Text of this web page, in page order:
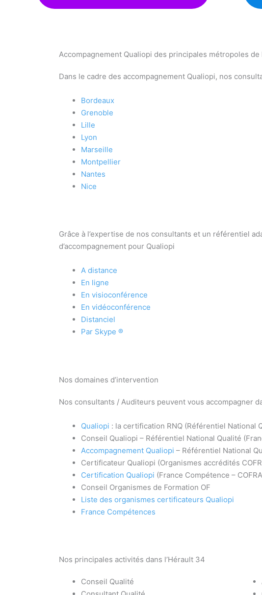
Accompagnement Qualiopi des principales métropoles de
Dans le cadre des accompagnement Qualiopi, nos
Bordeaux
Grenoble
Lille
Lyon
Marseille
Montpellier
Nantes
Nice
Grâce à l’expertise de nos consultants et un référentiel
d’accompagnement pour Qualiopi
A distance
En ligne
En visioconférence
En vidéoconférence
Distanciel
Par Skype ®
Nos domaines d’intervention
Nos consultants / Auditeurs peuvent vous accompagner
Qualiopi : la certification RNQ (Référentiel National
Conseil Qualiopi – Référentiel National Qualité
Accompagnement Qualiopi – Référentiel National
Certificateur Qualiopi (Organismes accrédités
Certification Qualiopi (France Compétence –
Conseil Organismes de Formation OF
Liste des organismes certificateurs Qualiopi
France Compétences
Nos principales activités dans l’Hérault 34
Conseil Qualité